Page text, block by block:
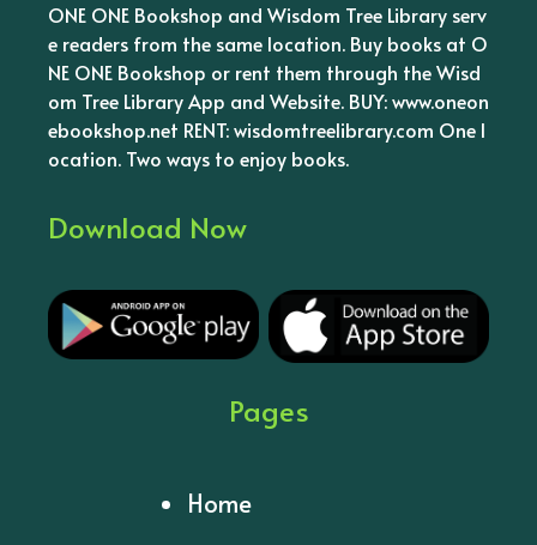
ONE ONE Bookshop and Wisdom Tree Library serv
e readers from the same location. Buy books at O
NE ONE Bookshop or rent them through the Wisd
om Tree Library App and Website. BUY: www.oneon
ebookshop.net RENT: wisdomtreelibrary.com One l
ocation. Two ways to enjoy books.
Download Now
Pages
Home